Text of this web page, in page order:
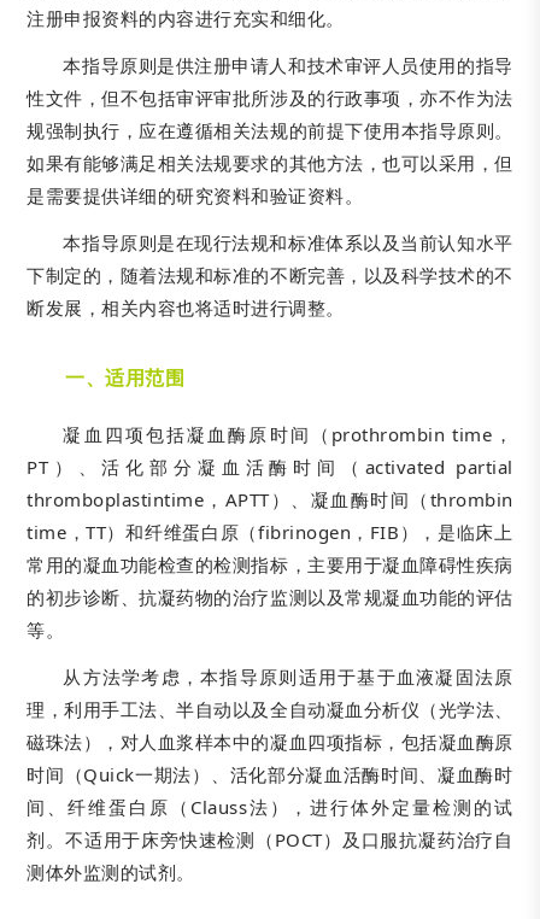
注册申报资料的内容进行充实和细化。
本指导原则是供注册申请人和技术审评人员使用的指导
性文件，但不包括审评审批所涉及的行政事项，亦不作为法
规强制执行，应在遵循相关法规的前提下使用本指导原则。
如果有能够满足相关法规要求的其他方法，也可以采用，但
是需要提供详细的研究资料和验证资料。
本指导原则是在现行法规和标准体系以及当前认知水平
下制定的，随着法规和标准的不断完善，以及科学技术的不
断发展，相关内容也将适时进行调整。
一、适用范围
凝血四项包括凝血酶原时间（prothrombin time，
PT）、活化部分凝血活酶时间（activated partial
thromboplastintime，APTT）、凝血酶时间（thrombin
time，TT）和纤维蛋白原（fibrinogen，FIB），是临床上
常用的凝血功能检查的检测指标，主要用于凝血障碍性疾病
的初步诊断、抗凝药物的治疗监测以及常规凝血功能的评估
等。
从方法学考虑，本指导原则适用于基于血液凝固法原
理，利用手工法、半自动以及全自动凝血分析仪（光学法、
磁珠法），对人血浆样本中的凝血四项指标，包括凝血酶原
时间（Quick一期法）、活化部分凝血活酶时间、凝血酶时
间、纤维蛋白原（Clauss法），进行体外定量检测的试
剂。不适用于床旁快速检测（POCT）及口服抗凝药治疗自
测体外监测的试剂。